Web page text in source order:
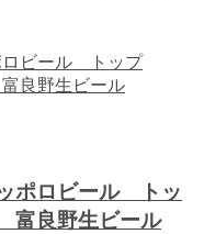
ポロビール トッ
富良野生ビール